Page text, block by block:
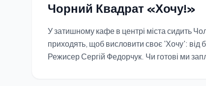
Чорний Квадрат «Хочу!»
У затишному кафе в центрі міста сидить
приходять, щоб висловити своє 'Хочу': від
Режисер Сергій Федорчук. Чи готові ми